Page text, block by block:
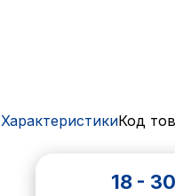
ХарактеристикиКод
18-